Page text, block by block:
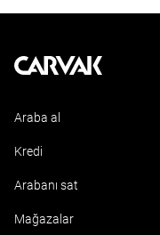
Kavak
Araba al
Kredi
Arabanı sat
Mağazalar